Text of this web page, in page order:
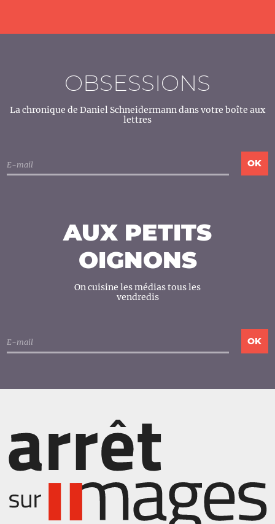
OBSESSIONS
La chronique de Daniel Schneidermann dans votre boîte aux
lettres
AUX PETITS
OIGNONS
On cuisine les médias tous les
vendredis